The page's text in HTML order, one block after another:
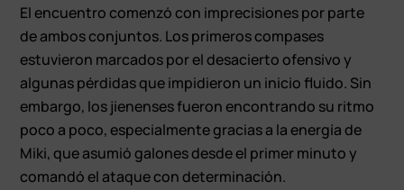
El encuentro comenzó con imprecisiones por parte
de ambos conjuntos. Los primeros compases
estuvieron marcados por el desacierto ofensivo y
algunas pérdidas que impidieron un inicio fluido. Sin
embargo, los jienenses fueron encontrando su ritmo
poco a poco, especialmente gracias a la energía de
Miki, que asumió galones desde el primer minuto y
comandó el ataque con determinación.